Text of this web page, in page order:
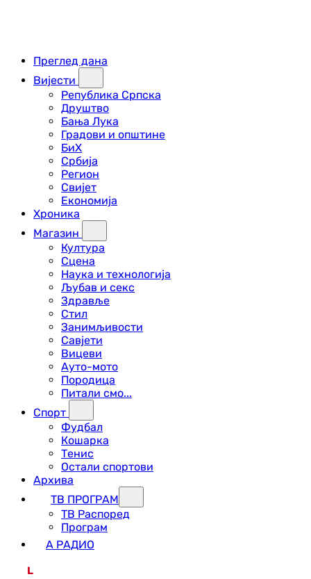
Преглед дана
Вијести
Република Српска
Друштво
Бања Лука
Градови и општине
БиХ
Србија
Регион
Свијет
Економија
Хроника
Магазин
Култура
Сцена
Наука и технологија
Љубав и секс
Здравље
Стил
Занимљивости
Савјети
Вицеви
Ауто-мото
Породица
Питали смо...
Спорт
Фудбал
Кошарка
Тенис
Остали спортови
Архива
ТВ ПРОГРАМ
ТВ Распоред
Програм
А РАДИО
L